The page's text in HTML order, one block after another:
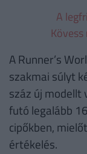
A
A Runner’s
szakmai súlyt
száz új modellt
futó legalább
cipőkben,
értékelés.